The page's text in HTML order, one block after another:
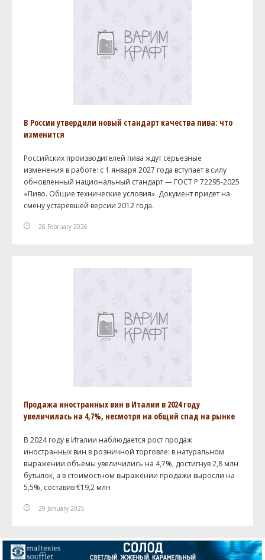
В России утвердили новый стандарт качества пива: что
изменится
Российских производителей пива ждут серьезные
изменения в работе: с 1 января 2027 года вступает в силу
обновленный национальный стандарт — ГОСТ Р 72295-2025
«Пиво. Общие технические условия». Документ придет на
смену устаревшей версии 2012 года.
26 February 2026
Продажа иностранных вин в Италии в 2024 году
увеличилась на 4,7%, несмотря на общий спад на рынке
В 2024 году в Италии наблюдается рост продаж
иностранных вин в розничной торговле: в натуральном
выражении объемы увеличились на 4,7%, достигнув 2,8 млн
бутылок, а в стоимостном выражении продажи выросли на
5,5%, составив €19,2 млн
29 January 2025